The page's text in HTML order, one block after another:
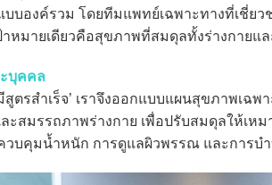
บองค์รวม โดยทีมแพทย์เฉพาะทางที่เชี่ย
หมายเดียวคือสุขภาพที่สมดุลทั้งร่างกายแล
บุคคล
สำเร็จ’ เราจึงออกแบบแผนสุขภาพเฉพา
ะสมรรถภาพร่างกาย เพื่อปรับสมดุลให้เ
วบคุมน้ำหนัก การดูแลผิวพรรณ และการบ